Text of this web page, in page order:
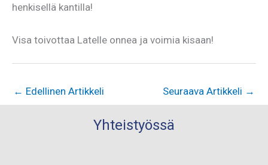
henkisellä kantilla!
Visa toivottaa Latelle onnea ja voimia kisaan!
← Edellinen Artikkeli Seuraava Artikkeli →
Yhteistyössä